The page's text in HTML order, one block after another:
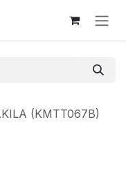
(KMTT067B)